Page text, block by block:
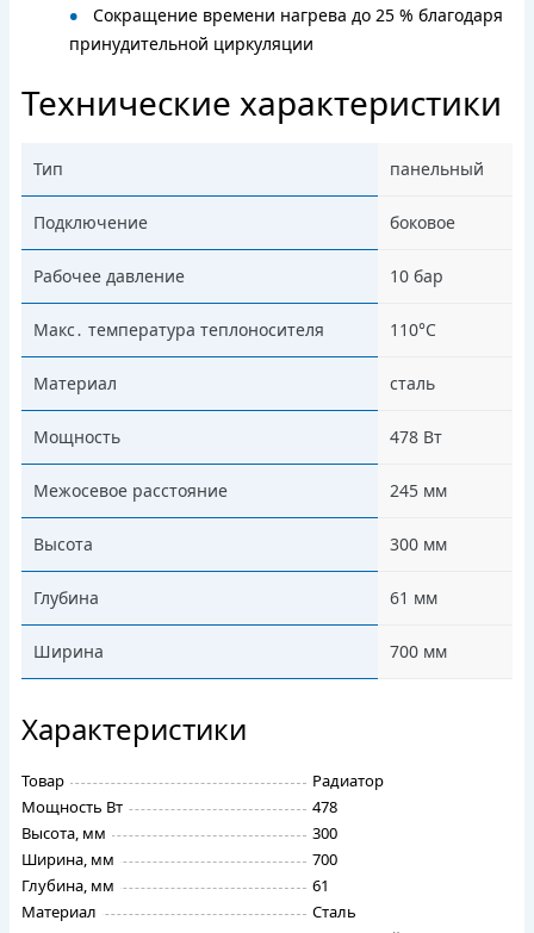
Сокращение времени нагрева до 25 % благодаря
принудительной циркуляции
Технические характеристики
Тип панельный
Подключение боковое
Рабочее давление 10 бар
Макс․ температура теплоносителя 110°С
Материал сталь
Мощность 478 Вт
Межосевое расстояние 245 мм
Высота 300 мм
Глубина 61 мм
Ширина 700 мм
Характеристики
Товар
Радиатор
Мощность Вт
478
Высота, мм
300
Ширина, мм
700
Глубина, мм
61
Материал
Сталь